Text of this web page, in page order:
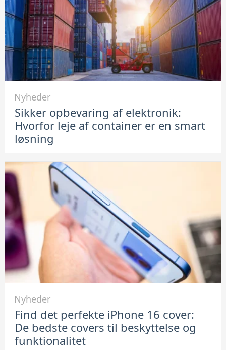
Se
her
hvordan
du
løser
problemet
Sikker
opbevaring
Hvorfor
leje
af
container
er
en
smart
løsning
Nyheder
Sikker opbevaring af elektronik:
Hvorfor leje af container er en smart
løsning
Find
det
perfekte
Nyheder
Find det perfekte iPhone 16 cover:
De bedste covers til beskyttelse og
funktionalitet